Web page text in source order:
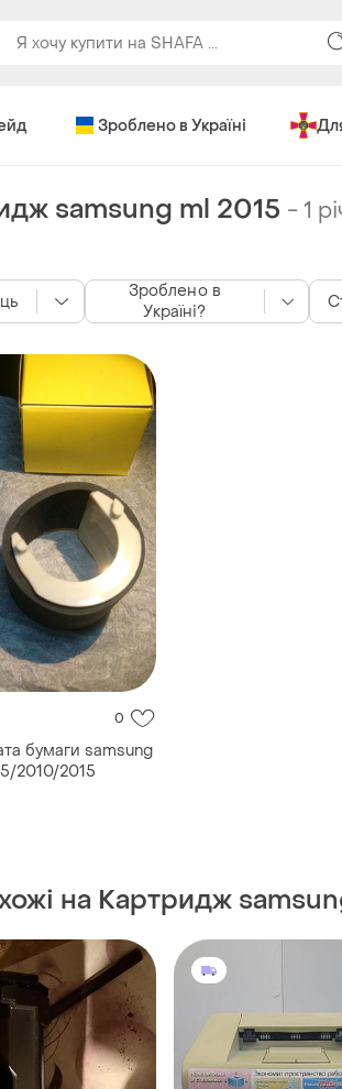
Зроблено в Україні
samsung ml 2015 -1
0
бумаги samsung
2010/2015
на Картридж
Зроблено в
Україні?